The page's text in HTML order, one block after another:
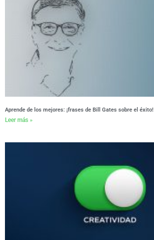
Aprende de los mejores: ¡frases de Bill Gates sobre el éxito!
Leer más »